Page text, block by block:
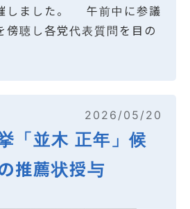
しました。 午前中に参議
傍聴し各党代表質問を目の
2026/05/20
「並木 正年」候
推薦状授与